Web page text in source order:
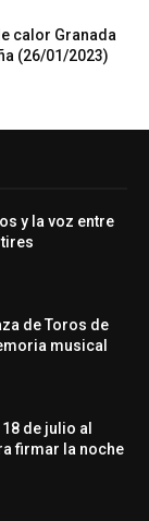
calor Granada
(26/01/2023)
y la voz entre
de Toros de
musical
de julio al
firmar la noche